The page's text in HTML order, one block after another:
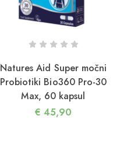
Natures Aid Super močni
Probiotiki Bio360 Pro-30
Max, 60 kapsul
€ 45,90